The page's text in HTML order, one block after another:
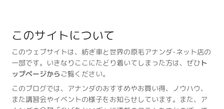
このサイトについて
このウェブサイトは、紡ぎ車と世界の原毛アナンダ-ネット店の
一部です。いきなりここにたどり着いてしまった方は、ぜひ ト
ップページから ご覧ください。
このブログでは、アナンダのおすすめやお買い得、ノウハウ、
また講習会やイベントの様子をお知らせしています。また、ア